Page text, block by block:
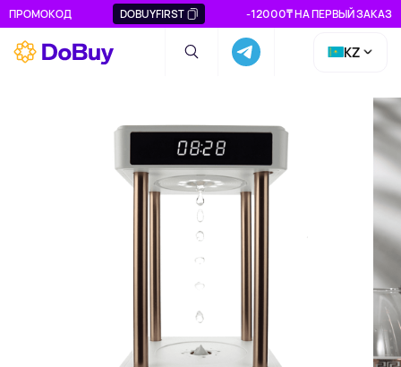
ПРОМОКОД DOBUYFIRST -12000₸ НА ПЕРВЫЙ ЗАКАЗ
KZ